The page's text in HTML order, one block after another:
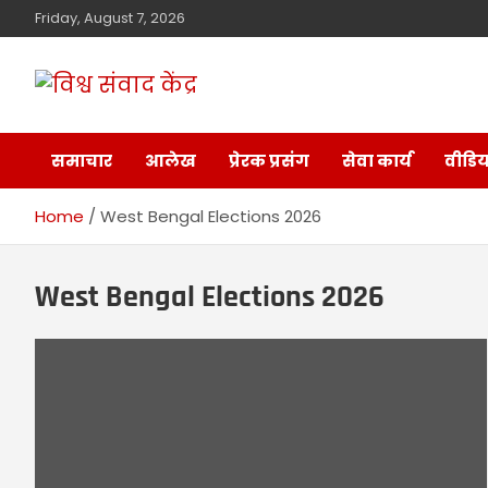
Friday, August 7, 2026
विश्व संवाद केंद्र
समाचार आलेख प्रेरक प्रसंग सेवा कार्य
Home West Bengal Elections 2026
West Bengal Elections 2026